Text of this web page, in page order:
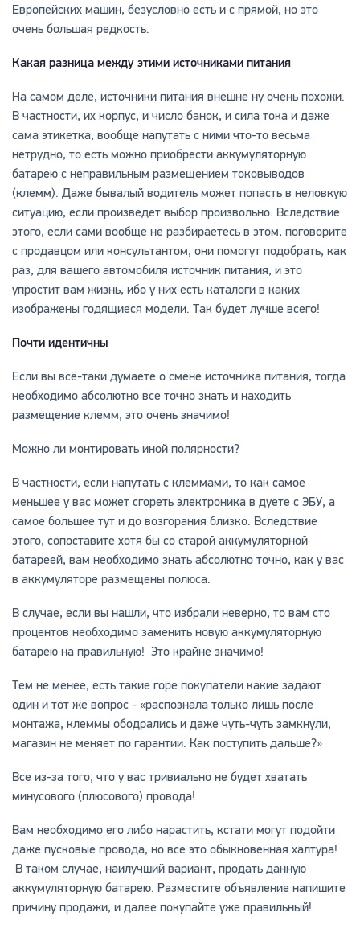
Европейских машин, безусловно есть и с прямой, но это
очень большая редкость.
Какая разница между этими источниками питания
На самом деле, источники питания внешне ну очень похожи.
В частности, их корпус, и число банок, и сила тока и даже
сама этикетка, вообще напутать с ними что-то весьма
нетрудно, то есть можно приобрести аккумуляторную
батарею с неправильным размещением токовыводов
(клемм). Даже бывалый водитель может попасть в неловкую
ситуацию, если произведет выбор произвольно. Вследствие
этого, если сами вообще не разбираетесь в этом, поговорите
с продавцом или консультантом, они помогут подобрать, как
раз, для вашего автомобиля источник питания, и это
упростит вам жизнь, ибо у них есть каталоги в каких
изображены годящиеся модели. Так будет лучше всего!
Почти идентичны
Если вы всё-таки думаете о смене источника питания, тогда
необходимо абсолютно все точно знать и находить
размещение клемм, это очень значимо!
Можно ли монтировать иной полярности?
В частности, если напутать с клеммами, то как самое
меньшее у вас может сгореть электроника в дуете с ЭБУ, а
самое большее тут и до возгорания близко. Вследствие
этого, сопоставите хотя бы со старой аккумуляторной
батареей, вам необходимо знать абсолютно точно, как у вас
в аккумуляторе размещены полюса.
В случае, если вы нашли, что избрали неверно, то вам сто
процентов необходимо заменить новую аккумуляторную
батарею на правильную! Это крайне значимо!
Тем не менее, есть такие горе покупатели какие задают
один и тот же вопрос - «распознала только лишь после
монтажа, клеммы ободрались и даже чуть-чуть замкнули,
магазин не меняет по гарантии. Как поступить дальше?»
Все из-за того, что у вас тривиально не будет хватать
минусового (плюсового) провода!
Вам необходимо его либо нарастить, кстати могут подойти
даже пусковые провода, но все это обыкновенная халтура!
В таком случае, наилучший вариант, продать данную
аккумуляторную батарею. Разместите объявление напишите
причину продажи, и далее покупайте уже правильный!